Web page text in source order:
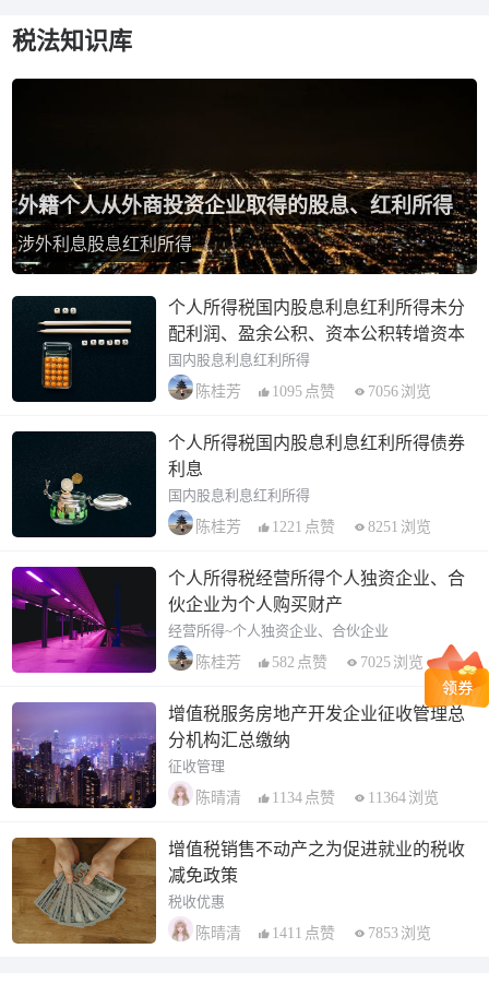
税法知识库
外籍个人从外商投资企业取得的股息、红利所得
涉外利息股息红利所得
个人所得税国内股息利息红利所得未分
配利润、盈余公积、资本公积转增资本
国内股息利息红利所得
陈桂芳
1095 点赞 7056 浏览
个人所得税国内股息利息红利所得债券
利息
国内股息利息红利所得
陈桂芳
1221 点赞 8251 浏览
个人所得税经营所得个人独资企业、合
伙企业为个人购买财产
经营所得~个人独资企业、合伙企业
陈桂芳
582 点赞 7025 浏览
增值税服务房地产开发企业征收管理总
分机构汇总缴纳
征收管理
陈晴清
1134 点赞 11364 浏览
增值税销售不动产之为促进就业的税收
减免政策
税收优惠
陈晴清
1411 点赞 7853 浏览